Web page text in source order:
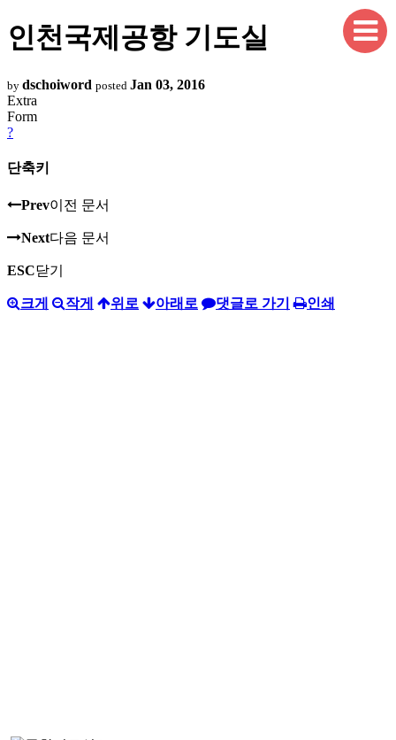
인천국제공항 기도실
by dschoiword posted Jan 03, 2016
Extra
Form
?
단축키
Prev이전 문서
Next다음 문서
ESC닫기
크게 작게 위로 아래로 댓글로 가기 인쇄